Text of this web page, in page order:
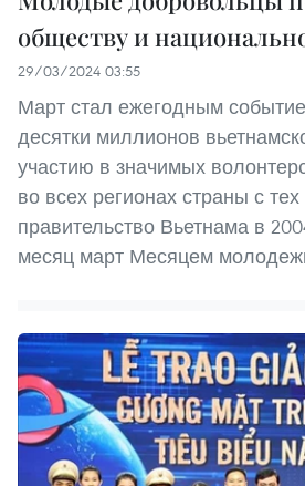
обществу и
29/03/2024 03:55
Март стал ежегодным
десятки миллионов
участию в значимых
во всех регионах страны с тех
правительство Вьетнама в
месяц март Месяцем